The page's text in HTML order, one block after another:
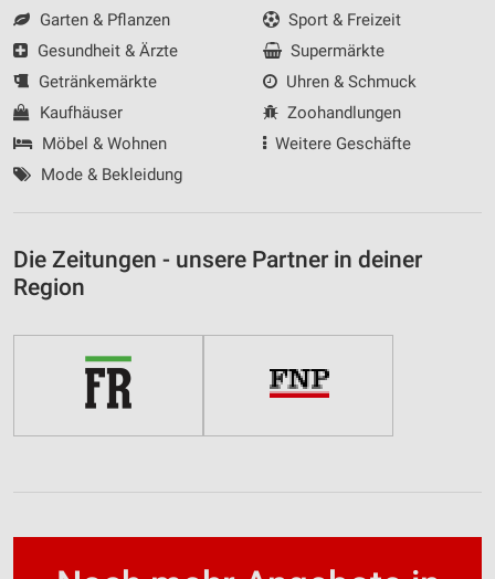
Garten & Pflanzen
Gesundheit & Ärzte
Getränkemärkte
Kaufhäuser
Möbel & Wohnen
Mode & Bekleidung
Sport & Freizeit
Supermärkte
Uhren & Schmuck
Zoohandlungen
Weitere Geschäfte
Die Zeitungen - unsere Partner in deiner
Region